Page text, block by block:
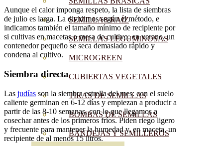
SEMILLAS RAÍZ
SEMILLAS LEGUMINOSAS
MICROGREEN
CUBIERTAS VEGETALES
TIRAS DE SEMILLAS
BOMBAS DE SEMILLAS
BANDEJAS Y SEMILLEROS
Aunque el calor imponga respeto, la lista de siembras
de julio es larga. La dividimos según el método, e
indicamos también el tamaño mínimo de recipiente por
si cultivas en macetas o mesa de cultivo: en verano, un
contenedor pequeño se seca demasiado rápido y
condena al cultivo.
Siembra directa
Las judías son la siembra estrella del mes: con el suelo
caliente germinan en 6-12 días y empiezan a producir a
partir de las 8-10 semanas, con lo que llegamos a
cosechar antes de los primeros fríos. Piden riego ligero
y frecuente para mantener la humedad y, en maceta, un
recipiente de al menos 15 litros.